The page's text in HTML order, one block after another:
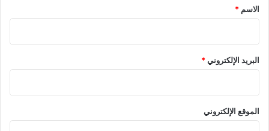
*
الاسم *
البريد الإلكتروني*
الموقع الإلكتروني